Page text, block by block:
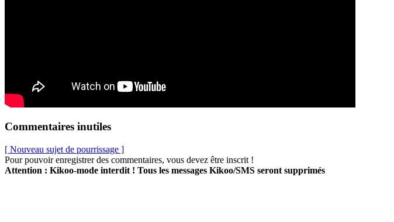
Commentaires inutiles
[ Nouveau sujet de pourrissage ]
Pour pouvoir enregistrer des commentaires, vous devez être inscrit !
Attention : Kikoo-mode interdit ! Tous les messages Kikoo/SMS seront supprimés